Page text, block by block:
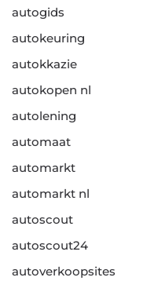
autogids
autokeuring
autokkazie
autokopen nl
autolening
automaat
automarkt
automarkt nl
autoscout
autoscout24
autoverkoopsites